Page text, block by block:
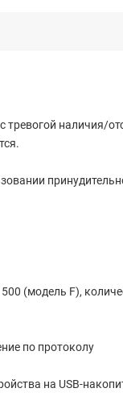
наличия/
(модель F),
по протоколу
на USB-